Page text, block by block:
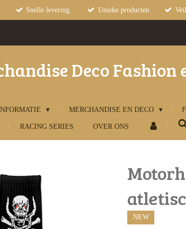
Snelle levering. Unieke producten
Deco Fashion
MERCHANDISE EN DECO
RACING SERIES OVER ONS
NEW